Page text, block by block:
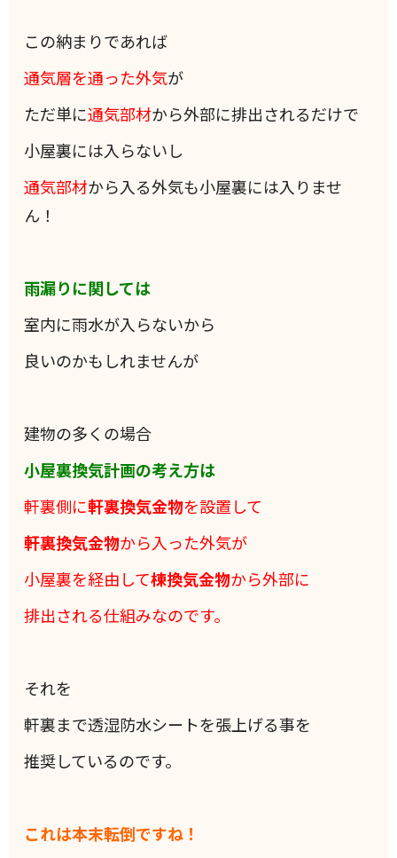
この納まりであれば
通気層を通った外気が
ただ単に通気部材から外部に排出されるだけで
小屋裏には入らないし
通気部材から入る外気も小屋裏には入りませ
ん！
雨漏りに関しては
室内に雨水が入らないから
良いのかもしれませんが
建物の多くの場合
小屋裏換気計画の考え方は
軒裏側に軒裏換気金物を設置して
軒裏換気金物から入った外気が
小屋裏を経由して棟換気金物から外部に
排出される仕組みなのです。
それを
軒裏まで透湿防水シートを張上げる事を
推奨しているのです。
これは本末転倒ですね！